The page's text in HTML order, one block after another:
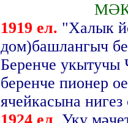
1919 ел. "Халык
дом)башлангыч
Беренче укытучы
беренче пионер
ячейкасына